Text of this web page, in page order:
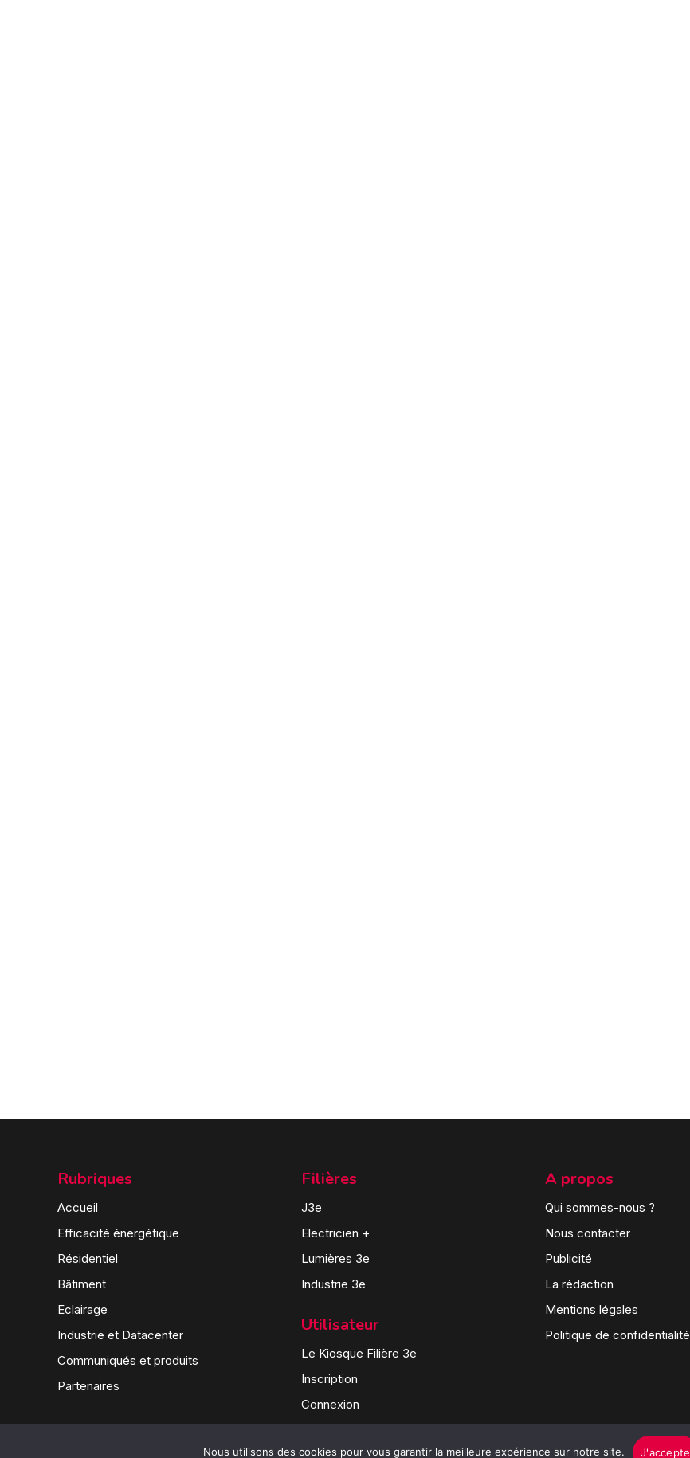
Rubriques
Accueil
Efficacité énergétique
Résidentiel
Bâtiment
Eclairage
Industrie et Datacenter
Communiqués et produits
Partenaires
Filières
J3e
Electricien +
Lumières 3e
Industrie 3e
Utilisateur
Le Kiosque Filière 3e
Inscription
Connexion
A propos
Qui sommes-nous ?
Nous contacter
Publicité
La rédaction
Mentions légales
Politique de confidentialité
Nous utilisons des cookies pour vous garantir la meilleure expérience sur notre site. J'accepte